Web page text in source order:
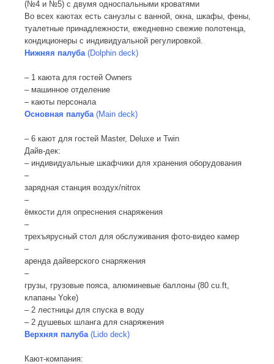
(№4 и №5) с двумя односпальными кроватями
Во всех каютах есть санузлы с ванной, окна, шкафы, фены,
туалетные принадлежности, ежедневно свежие полотенца,
кондиционеры с индивидуальной регулировкой.
Нижняя палуба(Dolphin deck)
– 1 каюта для гостей Owners
– машинное отделение
– каюты персонала
Основная палуба(Main deck)
– 6 кают для гостей Master, Deluxe и Twin
Дайв-дек:
– индивидуальные шкафчики для хранения оборудования
–
зарядная станция воздух/nitrox
–
ёмкости для опреснения снаряжения
–
трехъярусный стол для обслуживания фото-видео камер
–
аренда дайверского снаряжения
–
грузы, грузовые пояса, алюминевые баллоны (80 cu.ft,
клапаны Yoke)
– 2 лестницы для спуска в воду
– 2 душевых шланга для снаряжения
Верхняя палуба(Lido deck)
Кают-компания: